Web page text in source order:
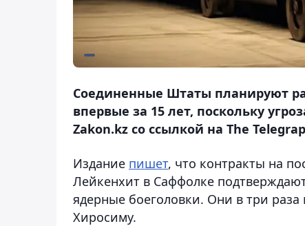
Соединенные Штаты планируют
впервые за 15 лет, поскольку
Zakon.kz со ссылкой на The
Издание пишет, что контракты на
Лейкенхит в Саффолке
ядерные боеголовки. Они в три
Хиросиму.